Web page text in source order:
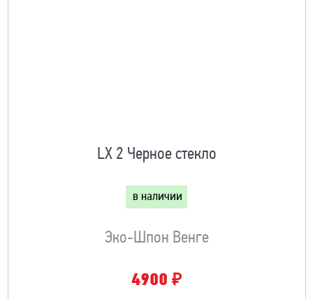
LX 2 Черное стекло
в наличии
Эко-Шпон Венге
4900 ₽